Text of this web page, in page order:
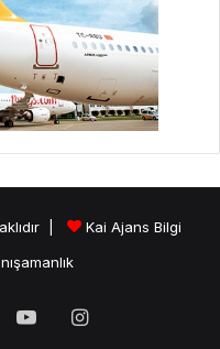
|
Kai Ajans Bilgi
YouTubeInstagram